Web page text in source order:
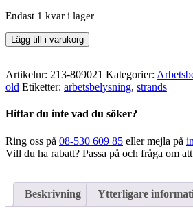
Endast 1 kvar i lager
Strands
-
Med
Värmelins
mängd
Lägg till i varukorg
Artikelnr: 213-809021 Kategorier:
old Etiketter: arbetsbelysning, strands
Hittar du inte vad du söker?
Ring oss på 08-530 609 85 eller mejla på
Vill du ha rabatt? Passa på och fråga om
Beskrivning Ytterligare